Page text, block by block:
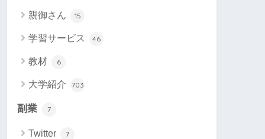
親御さん 15
学習サービス 46
教材 6
大学紹介 703
副業 7
Twitter 7